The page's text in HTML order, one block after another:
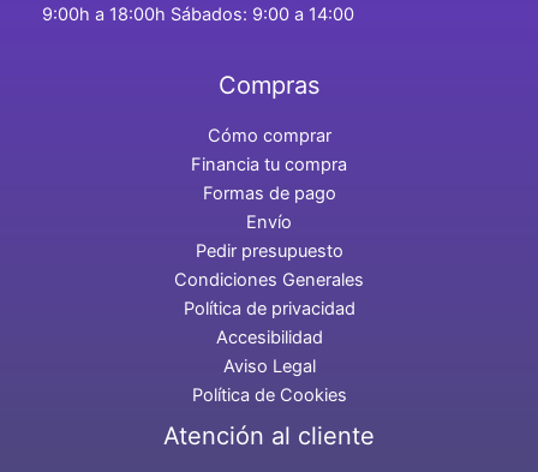
9:00h a 18:00h Sábados: 9:00 a 14:00
Compras
Cómo comprar
Financia tu compra
Formas de pago
Envío
Pedir presupuesto
Condiciones Generales
Política de privacidad
Accesibilidad
Aviso Legal
Política de Cookies
Atención al cliente